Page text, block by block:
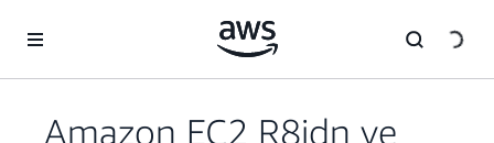
Amazon EC2 R8idn ve